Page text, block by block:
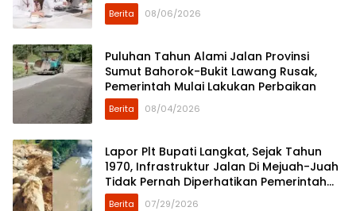
Berita 08/06/2026
Puluhan Tahun Alami Jalan Provinsi
Sumut Bahorok-Bukit Lawang Rusak,
Pemerintah Mulai Lakukan Perbaikan
Berita 08/04/2026
Lapor Plt Bupati Langkat, Sejak Tahun
1970, Infrastruktur Jalan Di Mejuah-Juah
Tidak Pernah Diperhatikan Pemerintah
Kabupaten Langkat
Berita 07/29/2026